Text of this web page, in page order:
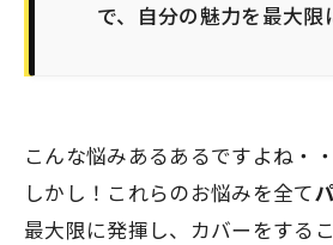
で、自分の魅力を最大限
こんな悩みあるあるですよね・・
しかし！これらのお悩みを全て
最大限に発揮し、カバーをするこ